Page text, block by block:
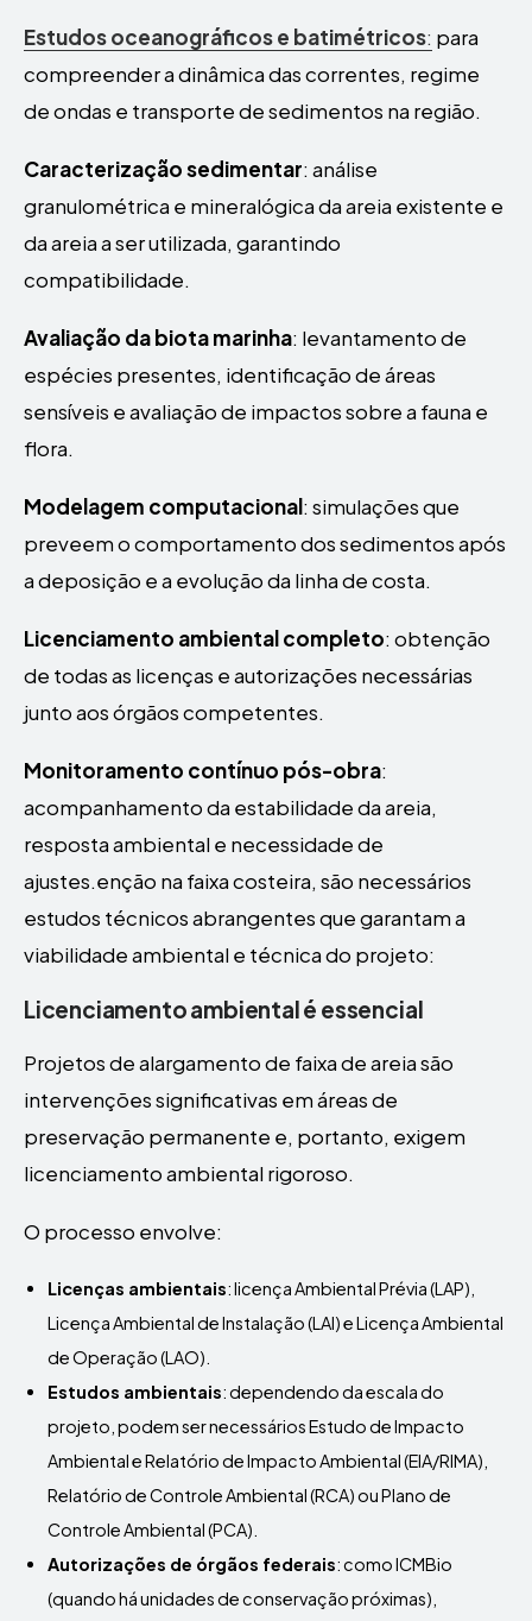
Estudos oceanográficos e batimétricos: para
compreender a dinâmica das correntes, regime
de ondas e transporte de sedimentos na região.
Caracterização sedimentar: análise
granulométrica e mineralógica da areia existente e
da areia a ser utilizada, garantindo
compatibilidade.
Avaliação da biota marinha: levantamento de
espécies presentes, identificação de áreas
sensíveis e avaliação de impactos sobre a fauna e
flora.
Modelagem computacional: simulações que
preveem o comportamento dos sedimentos após
a deposição e a evolução da linha de costa.
Licenciamento ambiental completo: obtenção
de todas as licenças e autorizações necessárias
junto aos órgãos competentes.
Monitoramento contínuo pós-obra:
acompanhamento da estabilidade da areia,
resposta ambiental e necessidade de
ajustes.enção na faixa costeira, são necessários
estudos técnicos abrangentes que garantam a
viabilidade ambiental e técnica do projeto:
Licenciamento ambiental é essencial
Projetos de alargamento de faixa de areia são
intervenções significativas em áreas de
preservação permanente e, portanto, exigem
licenciamento ambiental rigoroso.
O processo envolve:
Licenças ambientais: licença Ambiental Prévia (LAP),
Licença Ambiental de Instalação (LAI) e Licença Ambiental
de Operação (LAO).
Estudos ambientais: dependendo da escala do
projeto, podem ser necessários Estudo de Impacto
Ambiental e Relatório de Impacto Ambiental (EIA/RIMA),
Relatório de Controle Ambiental (RCA) ou Plano de
Controle Ambiental (PCA).
Autorizações de órgãos federais: como ICMBio
(quando há unidades de conservação próximas),